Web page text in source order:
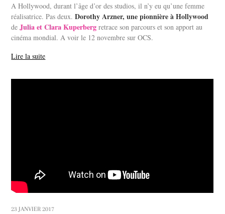
A Hollywood, durant l’âge d’or des studios, il n’y eu qu’une femme
réalisatrice. Pas deux.Dorothy Arzner, une pionnière à Hollywood
deJulia et Clara Kuperberg retrace son parcours et son apport au
cinéma mondial. A voir le 12 novembre sur OCS.
Lire la suite
23 JANVIER 2017